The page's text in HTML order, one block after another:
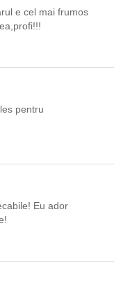
e cel mai frumos
pentru
Eu ador